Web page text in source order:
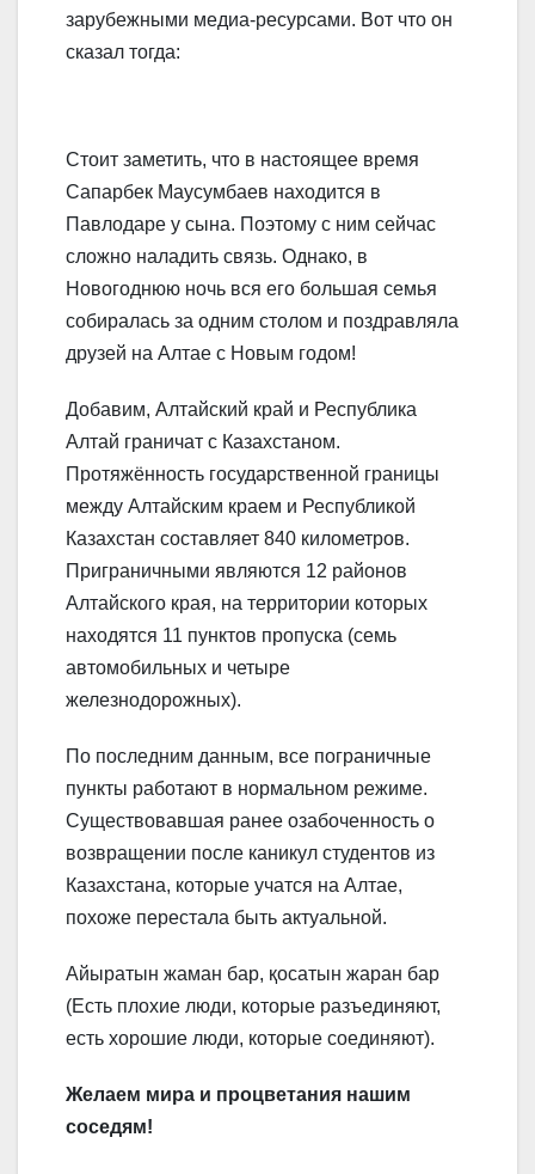
зарубежными медиа-ресурсами. Вот что он
сказал тогда:
Стоит заметить, что в настоящее время
Сапарбек Маусумбаев находится в
Павлодаре у сына. Поэтому с ним сейчас
сложно наладить связь. Однако, в
Новогоднюю ночь вся его большая семья
собиралась за одним столом и поздравляла
друзей на Алтае с Новым годом!
Добавим, Алтайский край и Республика
Алтай граничат с Казахстаном.
Протяжённость государственной границы
между Алтайским краем и Республикой
Казахстан составляет 840 километров.
Приграничными являются 12 районов
Алтайского края, на территории которых
находятся 11 пунктов пропуска (семь
автомобильных и четыре
железнодорожных).
По последним данным, все пограничные
пункты работают в нормальном режиме.
Существовавшая ранее озабоченность о
возвращении после каникул студентов из
Казахстана, которые учатся на Алтае,
похоже перестала быть актуальной.
Айыратын жаман бар, қосатын жаран бар
(Есть плохие люди, которые разъединяют,
есть хорошие люди, которые соединяют).
Желаем мира и процветания нашим
соседям!